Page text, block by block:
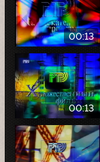
00:13
00:13